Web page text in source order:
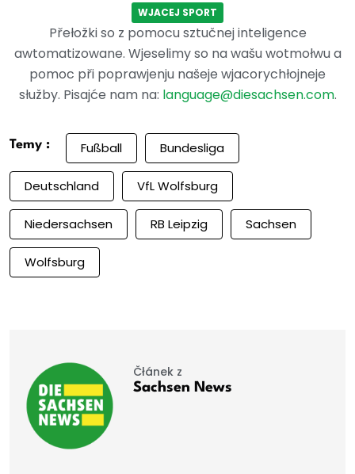
WJACEJ SPORT
Přełožki so z pomocu sztučnej inteligence
awtomatizowane. Wjeselimy so na wašu wotmołwu a
pomoc při poprawjenju našeje wjacorychłojneje
słužby. Pisajće nam na: language@diesachsen.com.
Temy : Fußball Bundesliga
Deutschland VfL Wolfsburg
Niedersachsen RB Leipzig Sachsen
Wolfsburg
Čłánek z
Sachsen News